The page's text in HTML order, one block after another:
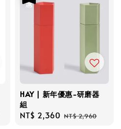
HAY | 新年優惠-研磨器
組
Sale
NT$ 2,360 Regular
NT$ 2,960